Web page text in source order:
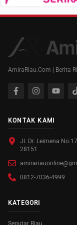
AmiraRiau.Com | Berita
KONTAK KAMI
Jl. Dr. Leimena
28151
0812-7036-4999
KATEGORI